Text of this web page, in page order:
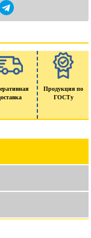
Продукция по
ГОСТу